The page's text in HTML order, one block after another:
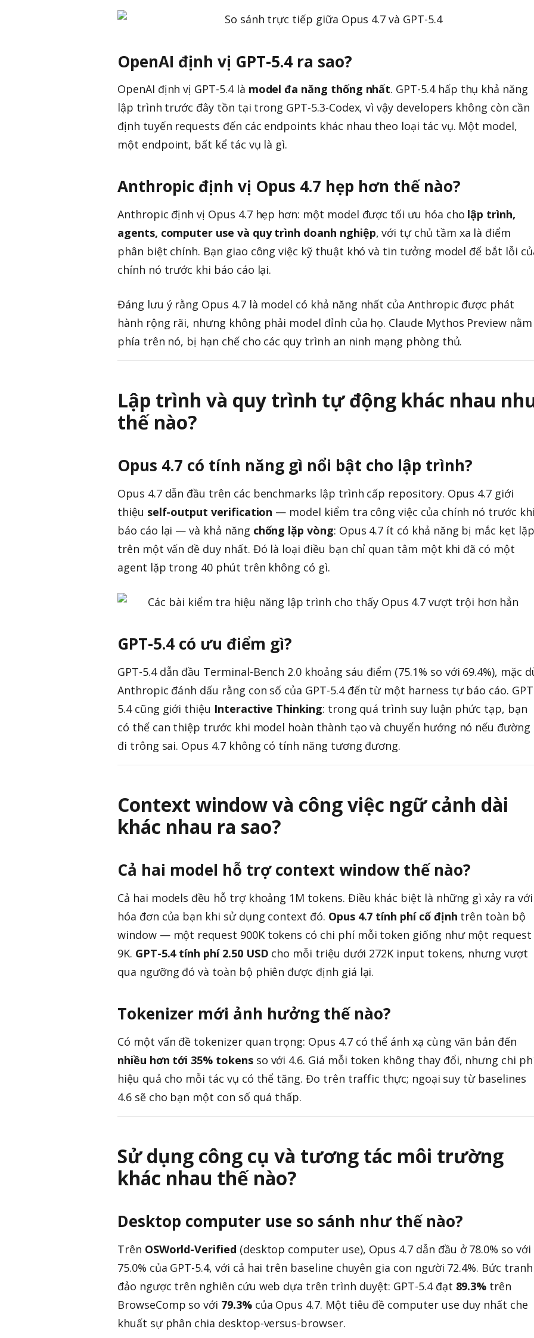
OpenAI định vị GPT-5.4 ra sao?
OpenAI định vị GPT-5.4 là model đa năng thống nhất. GPT-5.4 hấp thụ khả năng
lập trình trước đây tồn tại trong GPT-5.3-Codex, vì vậy developers không còn cần
định tuyến requests đến các endpoints khác nhau theo loại tác vụ. Một model,
một endpoint, bất kể tác vụ là gì.
Anthropic định vị Opus 4.7 hẹp hơn thế nào?
Anthropic định vị Opus 4.7 hẹp hơn: một model được tối ưu hóa cho lập trình,
agents, computer use và quy trình doanh nghiệp, với tự chủ tầm xa là điểm
phân biệt chính. Bạn giao công việc kỹ thuật khó và tin tưởng model để bắt lỗi
chính nó trước khi báo cáo lại.
Đáng lưu ý rằng Opus 4.7 là model có khả năng nhất của Anthropic được phát
hành rộng rãi, nhưng không phải model đỉnh của họ. Claude Mythos Preview nằm
phía trên nó, bị hạn chế cho các quy trình an ninh mạng phòng thủ.
Lập trình và quy trình tự động khác nhau
thế nào?
Opus 4.7 có tính năng gì nổi bật cho lập trình?
Opus 4.7 dẫn đầu trên các benchmarks lập trình cấp repository. Opus 4.7 giới
thiệu self-output verification — model kiểm tra công việc của chính nó trước
báo cáo lại — và khả năng chống lặp vòng: Opus 4.7 ít có khả năng bị mắc kẹt lặp
trên một vấn đề duy nhất. Đó là loại điều bạn chỉ quan tâm một khi đã có một
agent lặp trong 40 phút trên không có gì.
GPT-5.4 có ưu điểm gì?
GPT-5.4 dẫn đầu Terminal-Bench 2.0 khoảng sáu điểm (75.1% so với 69.4%), mặc
Anthropic đánh dấu rằng con số của GPT-5.4 đến từ một harness tự báo cáo.
5.4 cũng giới thiệu Interactive Thinking: trong quá trình suy luận phức tạp, bạn
có thể can thiệp trước khi model hoàn thành tạo và chuyển hướng nó nếu đường
đi trông sai. Opus 4.7 không có tính năng tương đương.
Context window và công việc ngữ cảnh dài
khác nhau ra sao?
Cả hai model hỗ trợ context window thế nào?
Cả hai models đều hỗ trợ khoảng 1M tokens. Điều khác biệt là những gì xảy ra với
hóa đơn của bạn khi sử dụng context đó. Opus 4.7 tính phí cố định trên toàn bộ
window — một request 900K tokens có chi phí mỗi token giống như một request
9K. GPT-5.4 tính phí 2.50 USD cho mỗi triệu dưới 272K input tokens, nhưng vượt
qua ngưỡng đó và toàn bộ phiên được định giá lại.
Tokenizer mới ảnh hưởng thế nào?
Có một vấn đề tokenizer quan trọng: Opus 4.7 có thể ánh xạ cùng văn bản đến
nhiều hơn tới 35% tokensso với 4.6. Giá mỗi token không thay đổi, nhưng chi
hiệu quả cho mỗi tác vụ có thể tăng. Đo trên traffic thực; ngoại suy từ baselines
4.6 sẽ cho bạn một con số quá thấp.
Sử dụng công cụ và tương tác môi trường
khác nhau thế nào?
Desktop computer use so sánh như thế nào?
Trên OSWorld-Verified (desktop computer use), Opus 4.7 dẫn đầu ở 78.0% so với
75.0% của GPT-5.4, với cả hai trên baseline chuyên gia con người 72.4%. Bức tranh
đảo ngược trên nghiên cứu web dựa trên trình duyệt: GPT-5.4 đạt 89.3% trên
BrowseComp so với 79.3%của Opus 4.7. Một tiêu đề computer use duy nhất che
khuất sự phân chia desktop-versus-browser.